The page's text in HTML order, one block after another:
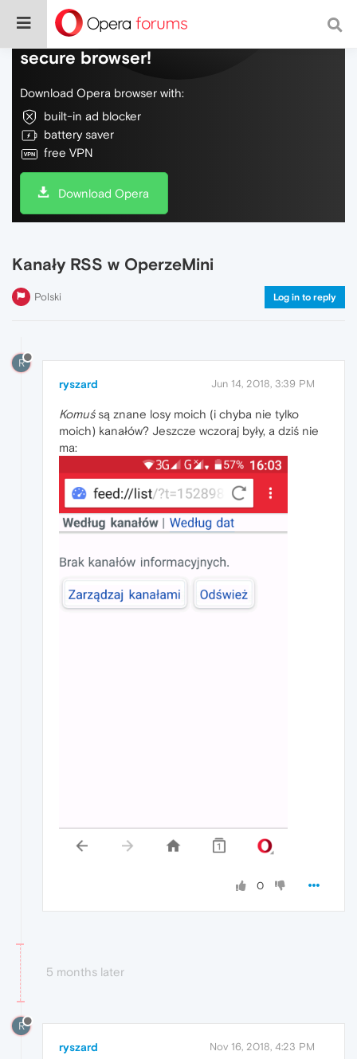
Do more on the web, with a fast and
secure browser!
Download Opera browser with:
built-in ad blocker
battery saver
free VPN
Download Opera
Kanały RSS w OperzeMini
Polski Log in to reply
R
ryszard Jun 14, 2018, 3:39 PM
Komuśsą znane losy moich (i chyba nie tylko
moich) kanałów? Jeszcze wczoraj były, a dziś nie
ma:
0
5 months later
R
ryszard Nov 16, 2018, 4:23 PM